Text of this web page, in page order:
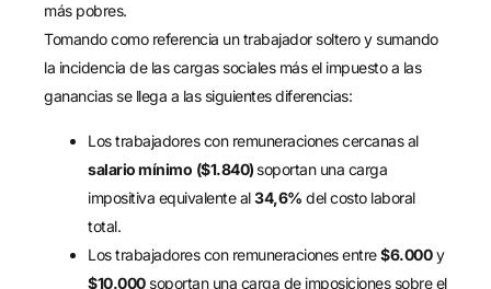
más pobres.
Tomando como referencia un trabajador soltero y sumando
la incidencia de las cargas sociales más el impuesto a las
ganancias se llega a las siguientes diferencias:
Los trabajadores con remuneraciones cercanas al
salario mínimo ($1.840) soportan una carga
impositiva equivalente al34,6% del costo laboral
total.
Los trabajadores con remuneraciones entre$6.000y
$10.000soportan una carga de imposiciones sobre el